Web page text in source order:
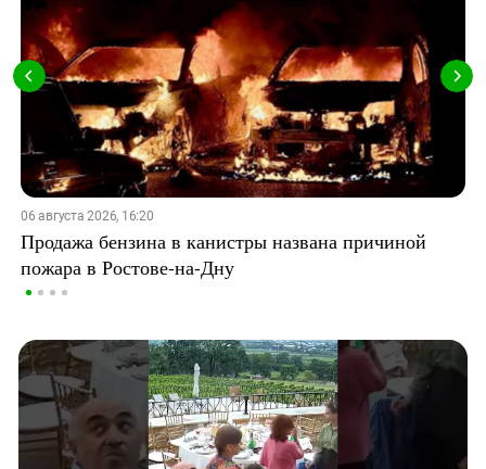
06 августа 2026, 16:20
Продажа бензина в канистры названа причиной
пожара в Ростове-на-Дну